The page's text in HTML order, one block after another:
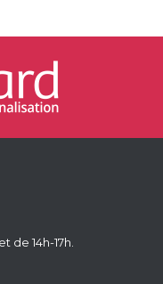
de 14h-17h.